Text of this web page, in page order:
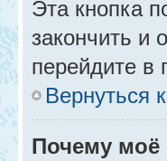
Эта кнопка
закончить и
перейдите в
Вернуться
Почему моё